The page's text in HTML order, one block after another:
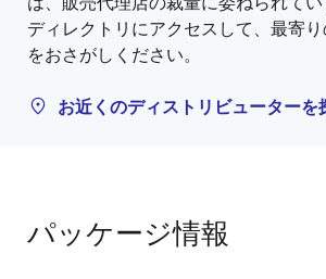
ディレクトリにアクセスして、最寄
をおさがしください。
お近くのディストリビューターを
パッケージ情報